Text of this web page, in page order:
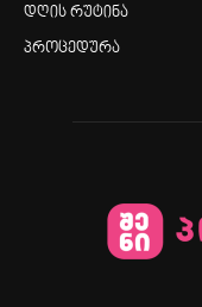
დღის რუტინა
პროცედურა